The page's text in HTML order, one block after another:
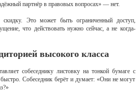
партнёр в правовых вопросах» — нет.
скидку. Это может быть ограниченный доступ,
что действовать нужно сейчас, а не когда-
высокого класса
собеседнику листовку на тонкой бумаге с
Собеседник берёт и думает: «Они не могут